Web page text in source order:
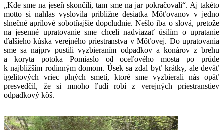
„Kde sme na jeseň skončili, tam sme na jar pokračovali“. Aj takéto
motto si nahlas vyslovila približne desiatka Môťovanov v jedno
slnečné aprílové sobotňajšie dopoludnie. Nešlo iba o slová, pretože
na jesenné upratovanie sme chceli nadviazať úsilím o upratanie
ďalšieho kúska verejného priestranstva v Môťovej. Do upratovania
sme sa najprv pustili vyzbieraním odpadkov a konárov z brehu
a koryta potoka Pomiaslo od oceľového mosta po prúde
k najbližším rodinným domom. Úsek sa zdal byť krátky, ale deväť
igelitových vriec plných smetí, ktoré sme vyzbierali nás opäť
presvedčil, že si mnoho ľudí robí z verejných priestranstiev
odpadkový kôš.